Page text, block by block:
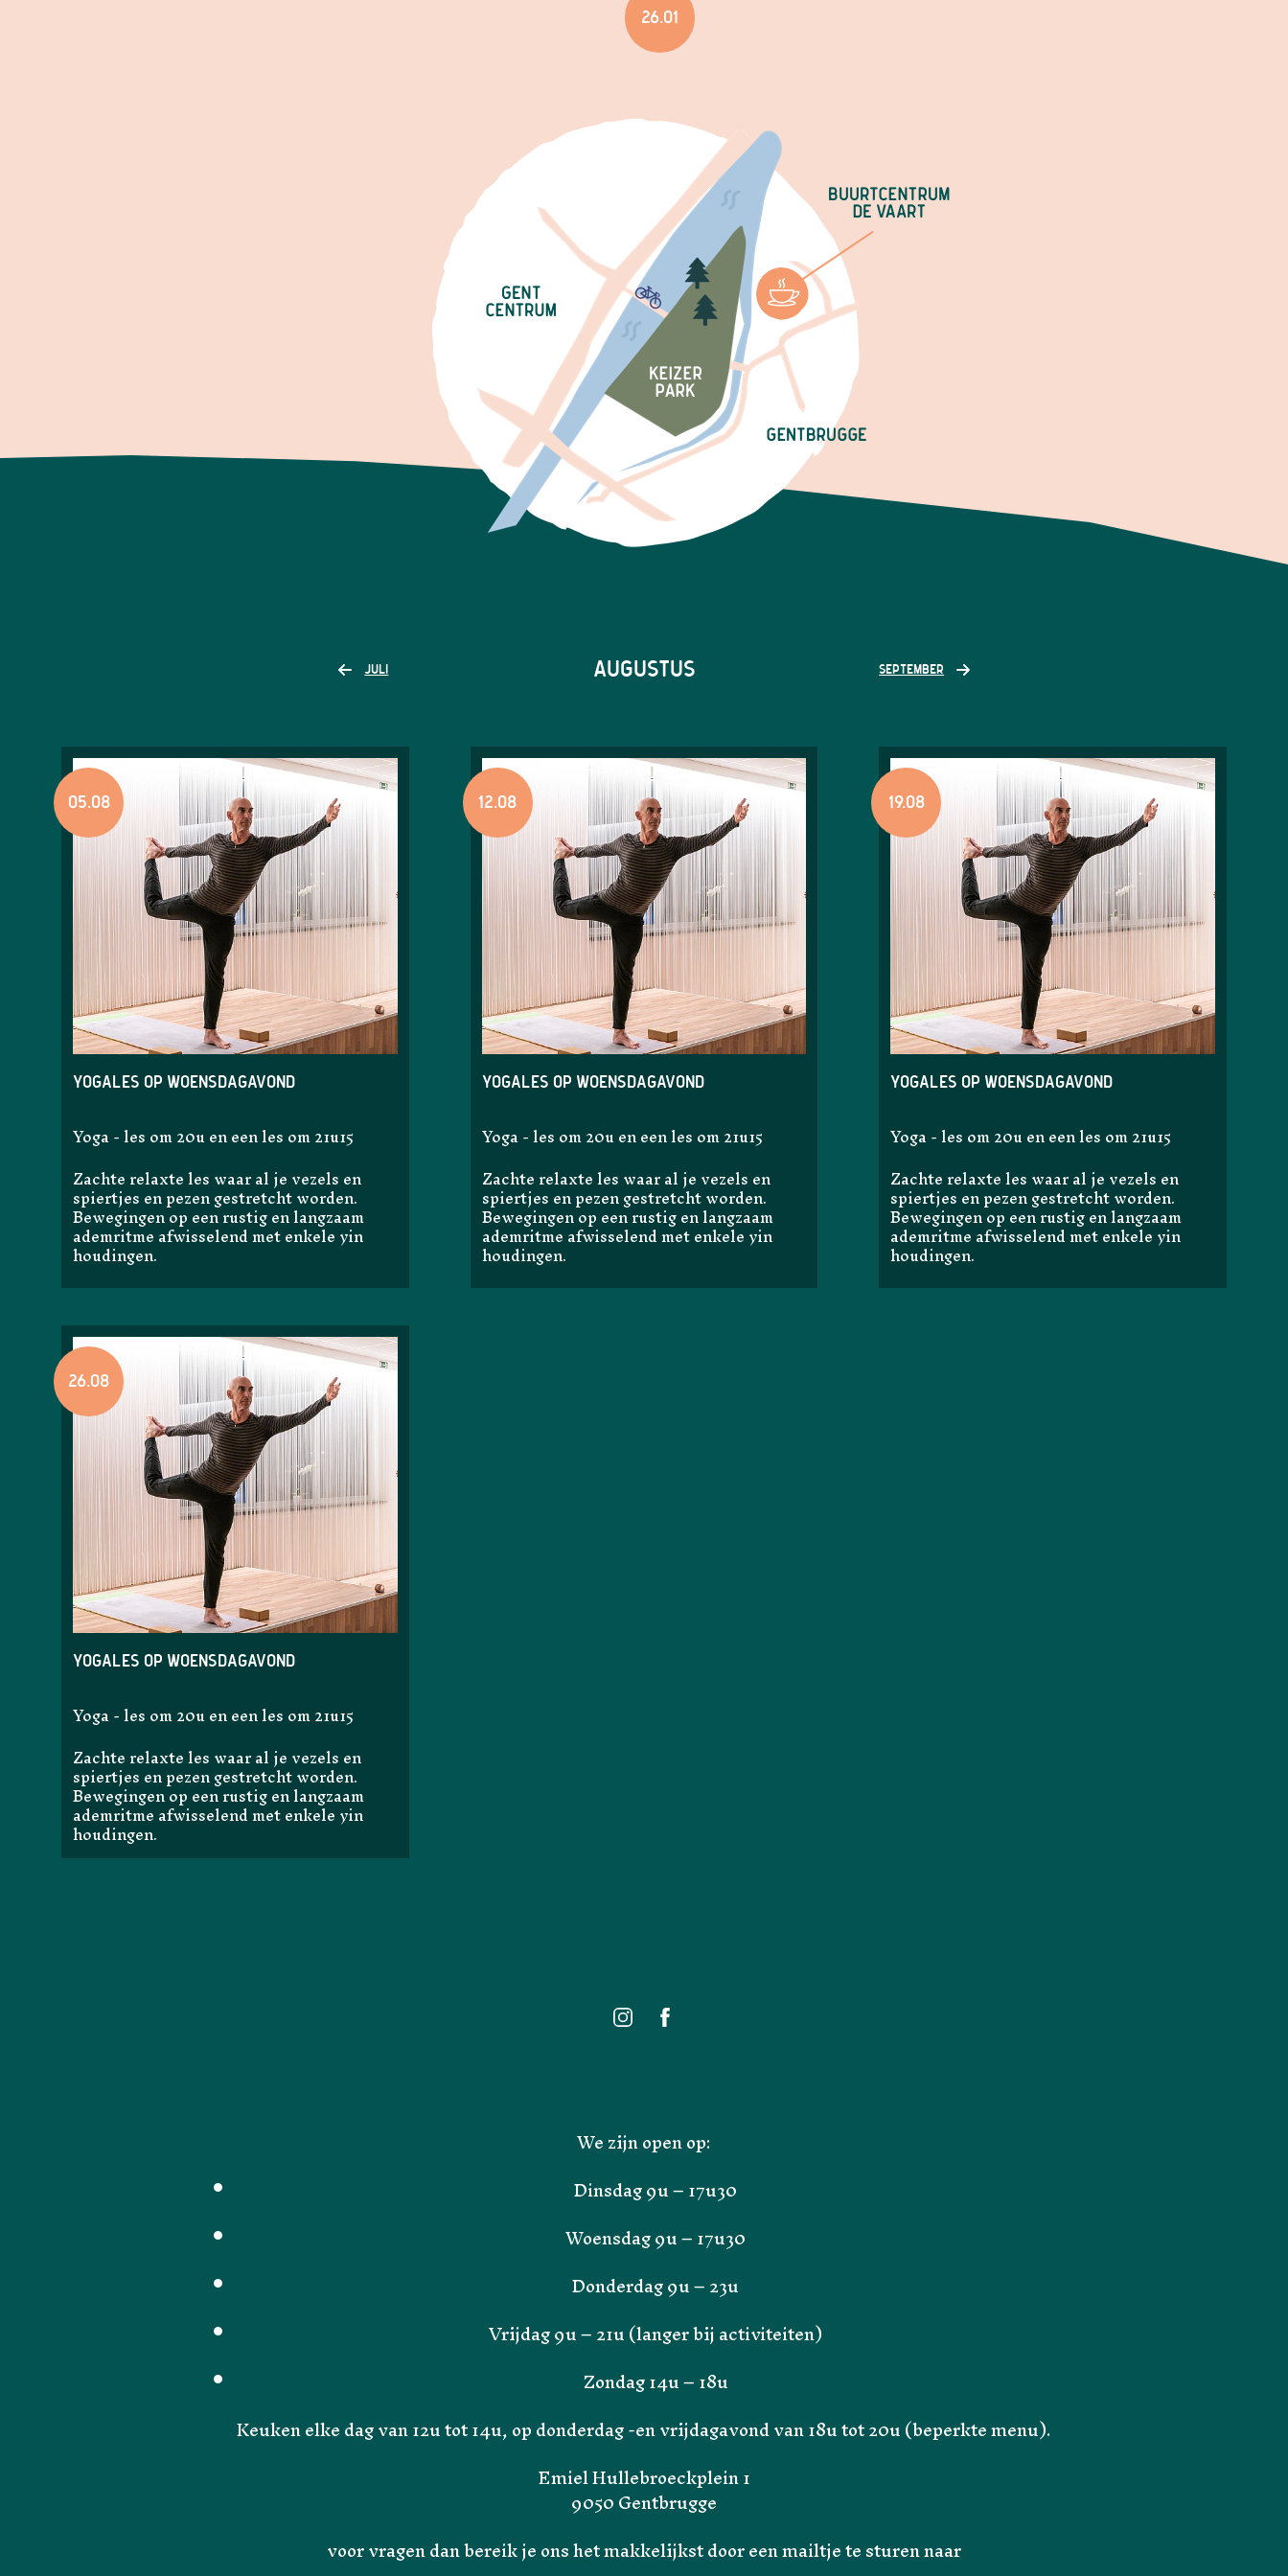
26.01
JULI AUGUSTUS SEPTEMBER
05.08
Yogales op woensdagavond
Yoga - les om 20u en een les om 21u15
Zachte relaxte les waar al je vezels en
spiertjes en pezen gestretcht worden.
Bewegingen op een rustig en langzaam
ademritme afwisselend met enkele yin
houdingen.
12.08
Yogales op woensdagavond
Yoga - les om 20u en een les om 21u15
Zachte relaxte les waar al je vezels en
spiertjes en pezen gestretcht worden.
Bewegingen op een rustig en langzaam
ademritme afwisselend met enkele yin
houdingen.
19.08
Yogales op woensdagavond
Yoga - les om 20u en een les om 21u15
Zachte relaxte les waar al je vezels en
spiertjes en pezen gestretcht worden.
Bewegingen op een rustig en langzaam
ademritme afwisselend met enkele yin
houdingen.
26.08
Yogales op woensdagavond
Yoga - les om 20u en een les om 21u15
Zachte relaxte les waar al je vezels en
spiertjes en pezen gestretcht worden.
Bewegingen op een rustig en langzaam
ademritme afwisselend met enkele yin
houdingen.
We zijn open op:
Dinsdag 9u – 17u30
Woensdag 9u – 17u30
Donderdag 9u – 23u
Vrijdag 9u – 21u (langer bij activiteiten)
Zondag 14u – 18u
Keuken elke dag van 12u tot 14u, op donderdag -en vrijdagavond van 18u tot 20u (beperkte menu).
Emiel Hullebroeckplein 1
9050 Gentbrugge
voor vragen dan bereik je ons het makkelijkst door een mailtje te sturen naar